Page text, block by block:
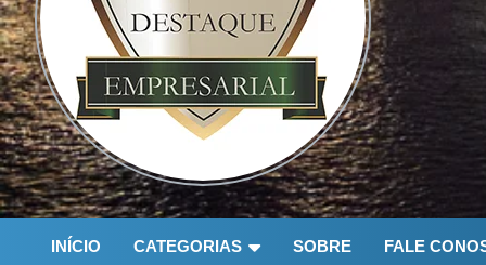
INÍCIO CATEGORIAS SOBRE FALE